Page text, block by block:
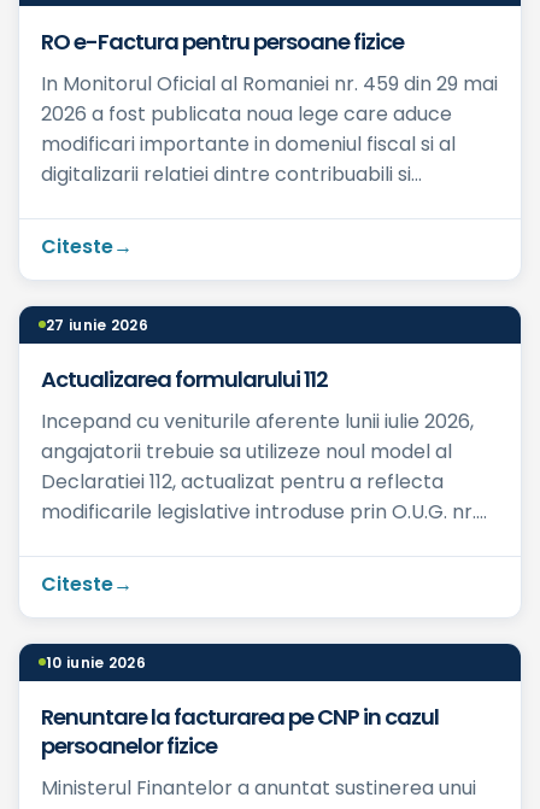
RO e-Factura pentru persoane fizice
In Monitorul Oficial al Romaniei nr. 459 din 29 mai
2026 a fost publicata noua lege care aduce
modificari importante in domeniul fiscal si al
digitalizarii relatiei dintre contribuabili si
Citeste
27 iunie 2026
Actualizarea formularului 112
Incepand cu veniturile aferente lunii iulie 2026,
angajatorii trebuie sa utilizeze noul model al
Declaratiei 112, actualizat pentru a reflecta
modificarile legislative introduse prin O.U.G. nr.
Citeste
10 iunie 2026
Renuntare la facturarea pe CNP in cazul
persoanelor fizice
Ministerul Finantelor a anuntat sustinerea unui